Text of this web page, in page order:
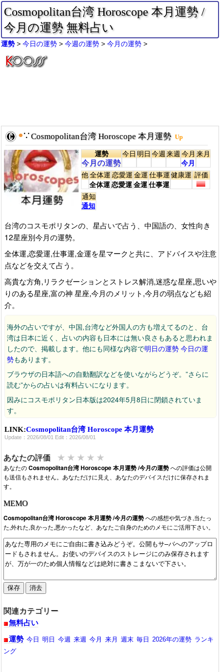
Cosmopolitan台湾 Horoscope 本月運勢 /
今月の運勢 無料占い
運勢 今日の運勢 今週の運勢 今月の運勢
●∵Cosmopolitan台湾 Horoscope 本月運勢 Up
運勢
今月の運勢
今日明日今週来週今月
今月
来月
他全体運
全体運
恋愛運
恋愛運
金運
金運
仕事運
仕事運
健康運 評価
通知
通知
台湾のコスモポリタンの、星占いで占う、中国語の、女性向き
12星座別今月の運勢。
全体運,恋愛運,仕事運,金運を星マークと共に、アドバイスや注意
点などを交えて占う。
高貴な方角,リラクゼーションとストレス解消,迷惑な星座,思いや
りのある星座,富の神 星座,今月のメリット,今月の弱点なども紹
介。
海外の占いですが、中国,台湾など外国人の方も増えてるのと、台
湾は日本に近く、占いの内容も日本には無い良さもあると思われま
したので、掲載します。他にも同様な内容で明日の運勢 今日の運
勢もあります。
ブラウザの日本語への自動翻訳などを使いながらどうぞ。”さらに
読む”からの占いは有料占いになります。
因みにコスモポリタン日本版は2024年5月8日に閉鎖されていま
す。
2026/08/01：2026年8月の今月の運勢が公開。
2026/07/01：2026年7月の今月の運勢が公開。
2026/05/01：2026年5月の今月の運勢が公開。
2026/04/01：今月2026年4月の運勢が公開。
2026/03/01：今月2026年3月の運勢が公開。
2026/01/01：今月2026年1月の運勢が公開。
2025/12/01：今月2025年12月の運勢が公開。
2025/11/01：今月2025年11月の運勢が公開。
2025/09/19：今月2025年9月の運勢が公開中です。
LINK:Cosmopolitan台湾 Horoscope 本月運勢
Update：2026/08/01 Edit：2026/08/01
あなたの評価 ★ ★ ★ ★ ★
あなたのCosmopolitan台湾 Horoscope 本月運勢 /今月の運勢への評価は公開
も送信もされません。あなただけに見え、あなたのデバイスだけに保存されま
す。
MEMO
Cosmopolitan台湾 Horoscope 本月運勢 /今月の運勢への感想や気づき,当たっ
た,外れた,良かった,悪かったなど、あなたご自身のためのメモにご活用下さい。
関連カテゴリー
無料占い
運勢 今日 明日 今週 来週 今月 来月 週末 毎日 2026年の運勢 ランキ
ング